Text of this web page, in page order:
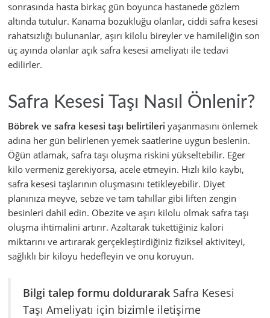
sonrasında hasta birkaç gün boyunca hastanede gözlem
altında tutulur. Kanama bozukluğu olanlar, ciddi safra kesesi
rahatsızlığı bulunanlar, aşırı kilolu bireyler ve hamileliğin son
üç ayında olanlar açık safra kesesi ameliyatı ile tedavi
edilirler.
Safra Kesesi Taşı Nasıl Önlenir?
Böbrek ve safra kesesi taşı belirtileri yaşanmasını önlemek
adına her gün belirlenen yemek saatlerine uygun beslenin.
Öğün atlamak, safra taşı oluşma riskini yükseltebilir. Eğer
kilo vermeniz gerekiyorsa, acele etmeyin. Hızlı kilo kaybı,
safra kesesi taşlarının oluşmasını tetikleyebilir. Diyet
planınıza meyve, sebze ve tam tahıllar gibi liften zengin
besinleri dahil edin. Obezite ve aşırı kilolu olmak safra taşı
oluşma ihtimalini artırır. Azaltarak tükettiğiniz kalori
miktarını ve artırarak gerçekleştirdiğiniz fiziksel aktiviteyi,
sağlıklı bir kiloyu hedefleyin ve onu koruyun.
Bilgi talep formu doldurarak Safra Kesesi
Taşı Ameliyatı için bizimle iletişime